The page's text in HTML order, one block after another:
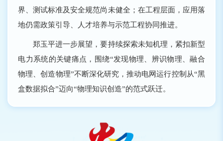
界、测试标准及安全规范尚未健全；在工程层面，应用落
地仍需政策引导、人才培养与示范工程协同推进。
郑玉平进一步展望，要持续探索未知机理，紧扣新型
电力系统的关键痛点，围绕“发现物理、辨识物理、融合
物理、创造物理”不断深化研究，推动电网运行控制从“黑
盒数据拟合”迈向“物理知识创造”的范式跃迁。